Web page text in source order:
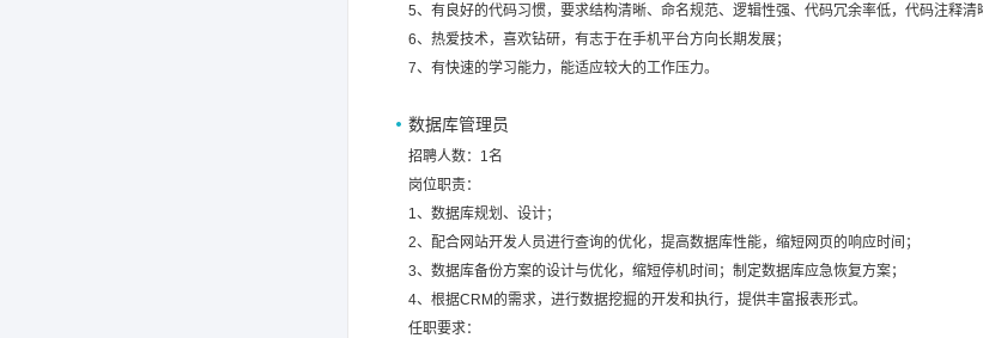
5、有良好的代码习惯，要求结构清晰、命名规范、逻辑性强、代码冗余率低，代码注释清
6、热爱技术，喜欢钻研，有志于在手机平台方向长期发展；
7、有快速的学习能力，能适应较大的工作压力。
数据库管理员
招聘人数：1名
岗位职责：
1、数据库规划、设计；
2、配合网站开发人员进行查询的优化，提高数据库性能，缩短网页的响应时间；
3、数据库备份方案的设计与优化，缩短停机时间；制定数据库应急恢复方案；
4、根据CRM的需求，进行数据挖掘的开发和执行，提供丰富报表形式。
任职要求：